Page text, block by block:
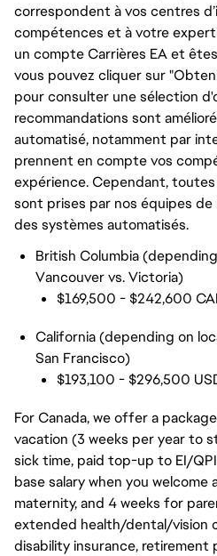
correspondent à vos centres
compétences et à votre
un compte Carrières EA et
vous pouvez cliquer sur
pour consulter une sélection
recommandations sont
automatisé, notamment par
prennent en compte vos
expérience. Cependant, toutes
sont prises par nos équipes
des systèmes automatisés.
British Columbia
Vancouver vs. Victoria)
$169,500 - $242,600
California (depending on
San Francisco)
$193,100 - $296,500
For Canada, we offer a
vacation (3 weeks per year to
sick time, paid top-up to EI/
base salary when you welcome
maternity, and 4 weeks for
extended health/dental/vision
disability insurance,